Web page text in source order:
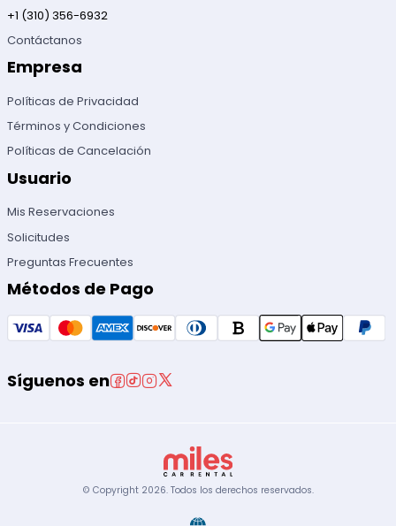
+1 (310) 356-6932
Contáctanos
Empresa
Políticas de Privacidad
Términos y Condiciones
Políticas de Cancelación
Usuario
Mis Reservaciones
Solicitudes
Preguntas Frecuentes
Métodos de Pago
Síguenos en
© Copyright 2026. Todos los derechos reservados.